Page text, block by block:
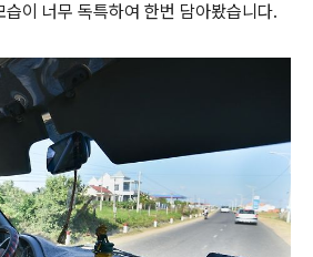
이 너무 독특하여 한번 담아봤습니다.